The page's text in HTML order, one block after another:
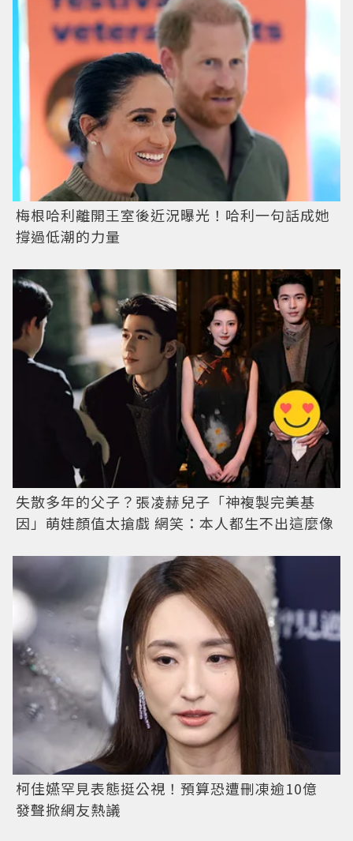
梅根哈利離開王室後近況曝光！哈利一句話成她
撐過低潮的力量
失散多年的父子？張凌赫兒子「神複製完美基
因」萌娃顏值太搶戲 網笑：本人都生不出這麼像
柯佳嬿罕見表態挺公視！預算恐遭刪凍逾10億
發聲掀網友熱議